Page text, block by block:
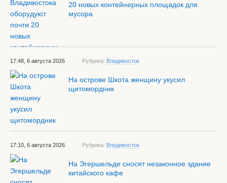
20 новых контейнерных площадок для
мусора
17:48, 6 августа 2026 Рубрика: Владивосток
На острове Шкота женщину укусил
щитомордник
17:10, 6 августа 2026 Рубрика: Владивосток
На Эгершельде сносят незаконное здание
китайского кафе